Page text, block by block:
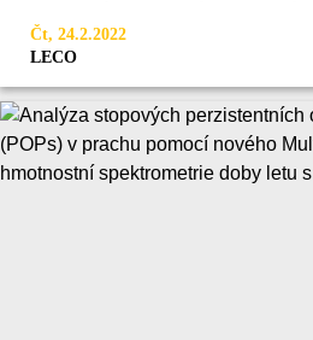
Čt, 24.2.2022
LECO